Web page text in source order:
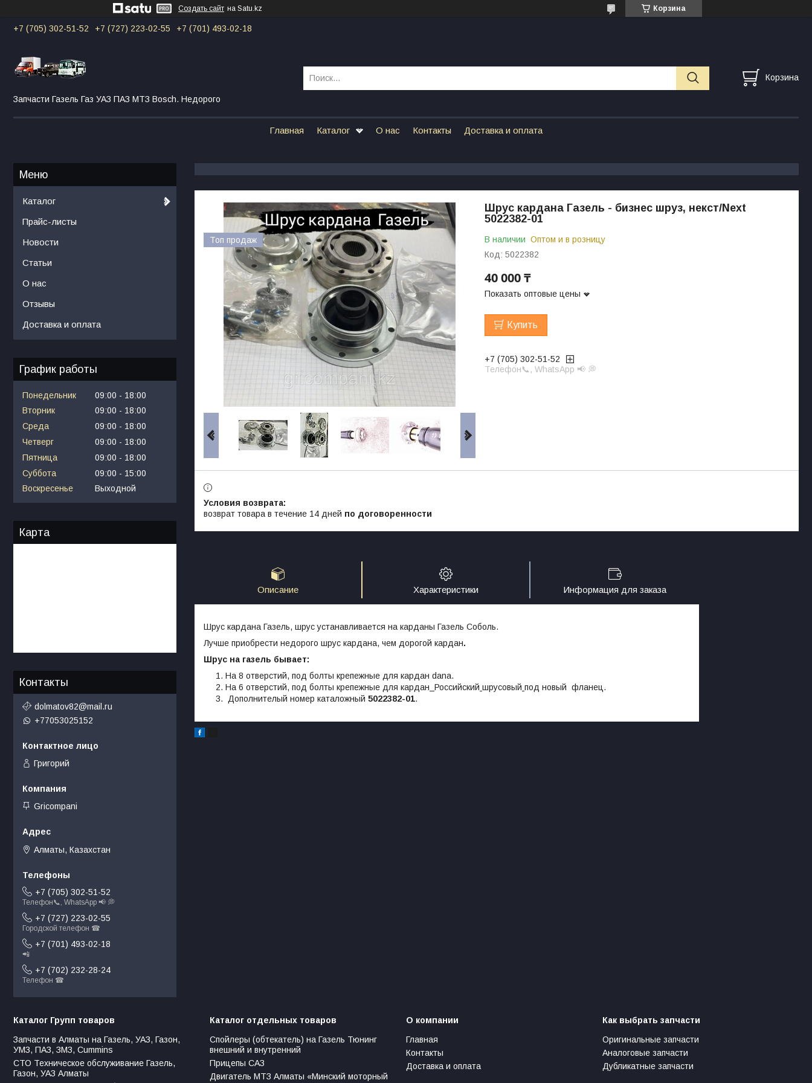
Создать сайт на Satu.kz Корзина
+7 (705) 302-51-52 +7 (727) 223-02-55 +7 (701) 493-02-18
Запчасти Газель Газ УАЗ ПАЗ МТЗ Bosch. Недорого
Корзина
Главная Каталог О нас Контакты Доставка и оплата
Топ продаж
Шрус кардана Газель - бизнес шруз, некст/Next
5022382-01
В наличии Оптом и в розницу
Код: 5022382
40 000 ₸
Показать оптовые цены
Купить
+7 (705) 302-51-52
Телефон📞, WhatsApp 📢 💭
возврат товара в течение 14 дней по договоренности
Описание Характеристики Информация для заказа
Шрус кардана Газель, шрус устанавливается на карданы Газель Соболь.
Лучше приобрести недорого шрус кардана, чем дорогой кардан.
Шрус на газель бывает:
На 8 отверстий, под болты крепежные для кардан dana.
На 6 отверстий, под болты крепежные для кардан Российский шрусовый под новый фланец.
Дополнителый номер каталожный 5022382-01.
Каталог
Прайс-листы
Новости
Статьи
О нас
Отзывы
Доставка и оплата
График работы
Понедельник 09:00
18:00
Вторник
09:00
18:00
Среда
09:00
18:00
Четверг
09:00
18:00
Пятница
09:00
18:00
Суббота
09:00
15:00
Воскресенье
Выходной
Карта
Контакты
dolmatov82@mail.ru
+77053025152
Григорий
Gricompani
Алматы, Казахстан
+7 (705) 302-51-52
Телефон📞, WhatsApp 📢 💭
+7 (727) 223-02-55
Городской телефон ☎
+7 (701) 493-02-18
📲
+7 (702) 232-28-24
Телефон ☎
Каталог Групп товаров
Запчасти в Алматы на Газель, УАЗ, Газон,
УМЗ, ПАЗ, ЗМЗ, Сummins
СТО Техническое обслуживание Газель,
Газон, УАЗ Алматы
Каталог отдельных товаров
Спойлеры (обтекатель) на Газель Тюнинг
внешний и внутренний
Прицепы САЗ
Двигатель МТЗ Алматы «Минский моторный
О компании
Главная
Контакты
Доставка и оплата
Как выбрать запчасти
Оригинальные запчасти
Аналоговые запчасти
Дубликатные запчасти